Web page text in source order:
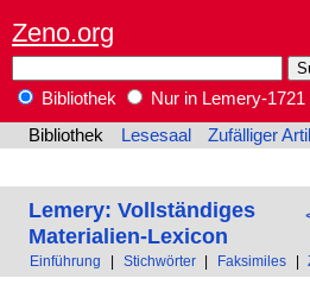
Zeno.org
Bibliothek
Nur in Lemery-1721
Bibliothek
Lesesaal Zufälliger
Lemery: Vollständiges
Materialien-Lexicon
Einführung Stichwörter Faksimiles